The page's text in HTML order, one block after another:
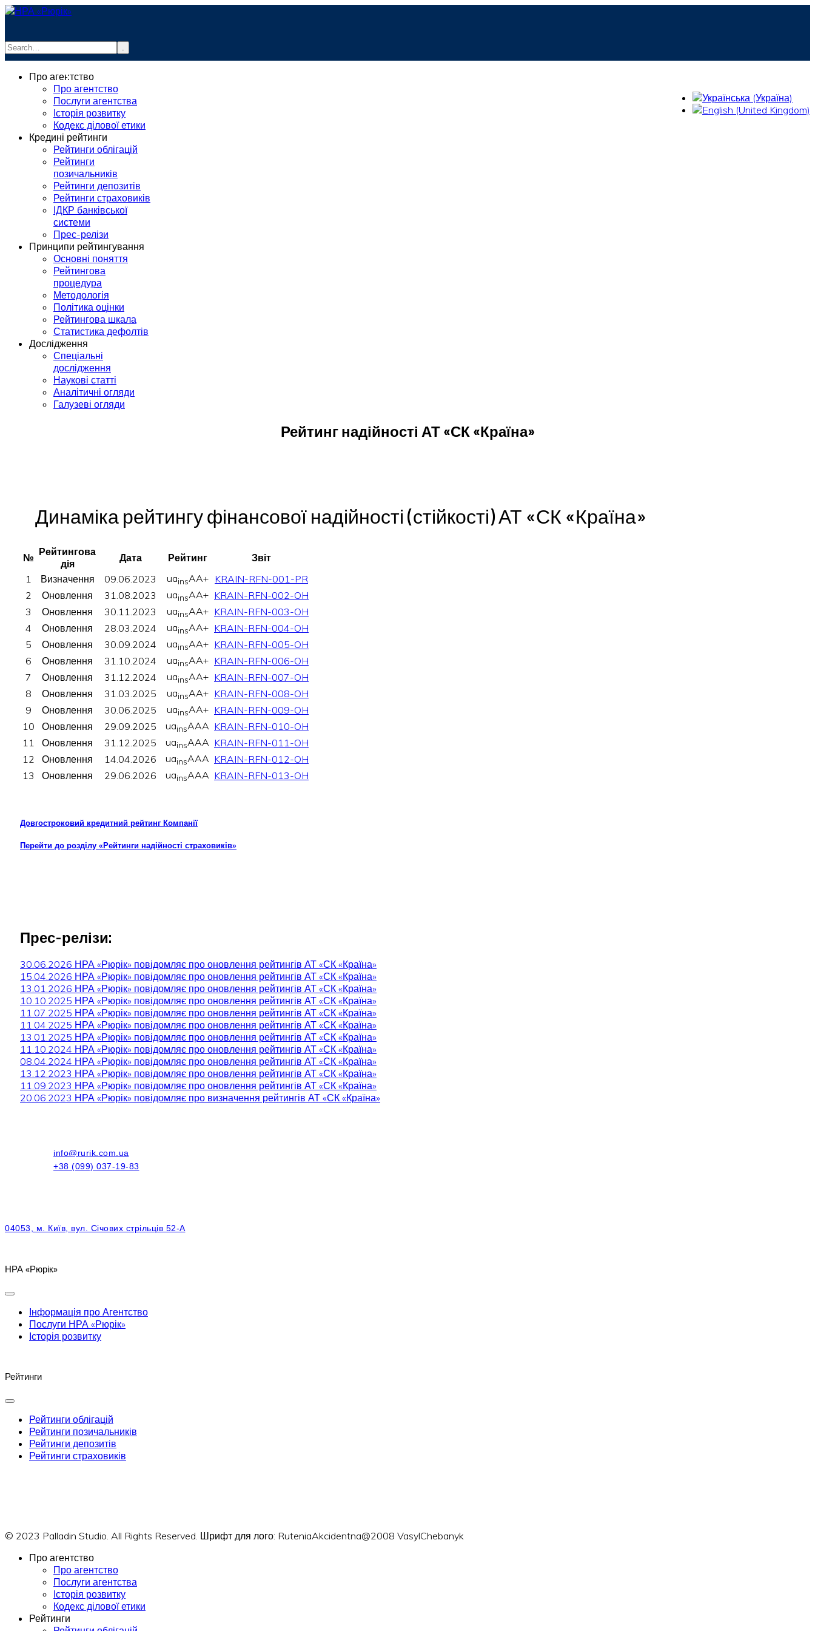
.
info@rurik.com.ua
Про агентство
Про агентство
Послуги агентства
Історія розвитку
Кодекс ділової етики
Кредині рейтинги
Рейтинги облігацій
Рейтинги
позичальників
Рейтинги депозитів
Рейтинги страховиків
ІДКР банківської
системи
Прес-релізи
Принципи рейтингування
Основні поняття
Рейтингова
процедура
Методологія
Політика оцінки
Рейтингова шкала
Статистика дефолтів
Дослідження
Спеціальні
дослідження
Наукові статті
Аналітичні огляди
Галузеві огляди
Рейтинг надійності АТ «СК «Країна»
Динаміка рейтингу фінансової надійності (стійкості) АТ «СК «Країна»
№ Рейтингова
дія
Дата Рейтинг
Звіт
1
Визначення 09.06.2023 uainsAA+ KRAIN-RFN-001-PR
2
Оновлення 31.08.2023 uainsAA+ KRAIN-RFN-002-OH
3
Оновлення 30.11.2023 uainsAA+ KRAIN-RFN-003-OH
4
Оновлення 28.03.2024 uainsAA+ KRAIN-RFN-004-OH
5
Оновлення 30.09.2024 uainsAA+ KRAIN-RFN-005-OH
6
Оновлення 31.10.2024 uainsAA+ KRAIN-RFN-006-OH
7
Оновлення 31.12.2024 uainsAA+ KRAIN-RFN-007-OH
8
Оновлення 31.03.2025 uainsAA+ KRAIN-RFN-008-OH
9
Оновлення 30.06.2025 uainsAA+ KRAIN-RFN-009-OH
10
Оновлення 29.09.2025 uainsAAA KRAIN-RFN-010-OH
11
Оновлення 31.12.2025 uainsAAA KRAIN-RFN-011-OH
12
Оновлення 14.04.2026 uainsAAA KRAIN-RFN-012-OH
13
Оновлення 29.06.2026 uainsAAA KRAIN-RFN-013-OH
Довгостроковий кредитний рейтинг Компанії
Перейти до розділу «Рейтинги надійності страховиків»
Прес-релізи:
30.06.2026 НРА «Рюрік» повідомляє про оновлення рейтингів АТ «СК «Країна»
15.04.2026 НРА «Рюрік» повідомляє про оновлення рейтингів АТ «СК «Країна»
13.01.2026 НРА «Рюрік» повідомляє про оновлення рейтингів АТ «СК «Країна»
10.10.2025 НРА «Рюрік» повідомляє про оновлення рейтингів АТ «СК «Країна»
11.07.2025 НРА «Рюрік» повідомляє про оновлення рейтингів АТ «СК «Країна»
11.04.2025 НРА «Рюрік» повідомляє про оновлення рейтингів АТ «СК «Країна»
13.01.2025 НРА «Рюрік» повідомляє про оновлення рейтингів АТ «СК «Країна»
11.10.2024 НРА «Рюрік» повідомляє про оновлення рейтингів АТ «СК «Країна»
08.04.2024 НРА «Рюрік» повідомляє про оновлення рейтингів АТ «СК «Країна»
13.12.2023 НРА «Рюрік» повідомляє про оновлення рейтингів АТ «СК «Країна»
11.09.2023 НРА «Рюрік» повідомляє про оновлення рейтингів АТ «СК «Країна»
20.06.2023 НРА «Рюрік» повідомляє про визначення рейтингів АТ «СК «Країна»
info@rurik.com.ua
+38 (099) 037-19-83
04053, м. Київ, вул. Січових стрільців 52-А
НРА «Рюрік»
Інформація про Агентство
Послуги НРА «Рюрік»
Історія розвитку
Рейтинги
Рейтинги облігацій
Рейтинги позичальників
Рейтинги депозитів
Рейтинги страховиків
© 2023 Palladin Studio. All Rights Reserved. Шрифт для лого: RuteniaAkcidentna@2008 VasylChebanyk
Про агентство
Про агентство
Послуги агентства
Історія розвитку
Кодекс ділової етики
Рейтинги